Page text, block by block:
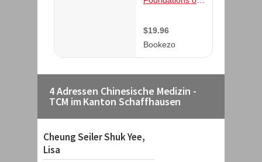
4 Adressen Chinesische Medizin -
TCM im Kanton Schaffhausen
Cheung Seiler Shuk Yee,
Lisa